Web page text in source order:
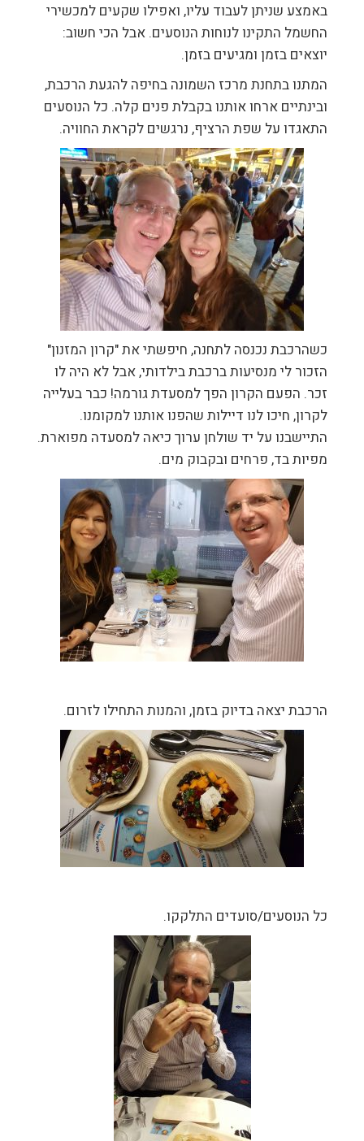
באמצע שניתן לעבוד עליו, ואפילו שקעים למכשירי
החשמל התקינו לנוחות הנוסעים. אבל הכי חשוב:
יוצאים בזמן ומגיעים בזמן.
המתנו בתחנת מרכז השמונה בחיפה להגעת הרכבת,
ובינתיים ארחו אותנו בקבלת פנים קלה. כל הנוסעים
התאגדו על שפת הרציף, נרגשים לקראת החוויה.
כשהרכבת נכנסה לתחנה, חיפשתי את "קרון המזנון"
הזכור לי מנסיעות ברכבת בילדותי, אבל לא היה לו
זכר. הפעם הקרון הפך למסעדת גורמה! כבר בעלייה
לקרון, חיכו לנו דיילות שהפנו אותנו למקומנו.
התיישבנו על יד שולחן ערוך כיאה למסעדה מפוארת.
מפיות בד, פרחים ובקבוק מים.
הרכבת יצאה בדיוק בזמן, והמנות התחילו לזרום.
כל הנוסעים/סועדים התלקקו.